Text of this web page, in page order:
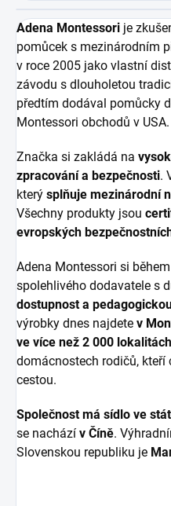
Adena Montessori je
pomůcek s mezinárodním
v roce 2005 jako vlastní
závodu s dlouholetou
předtím dodával pomůcky
Montessori obchodů v USA.
Značka si zakládá na
zpracování a bezpečnosti.
který splňuje mezinárodní
Všechny produkty jsou
evropských
Adena Montessori si
spolehlivého dodavatele s
dostupnost a
výrobky dnes najdete v
ve více než 2 000
domácnostech rodičů,
cestou.
Společnost má sídlo ve
se nachází v Číně.
Slovenskou republiku je